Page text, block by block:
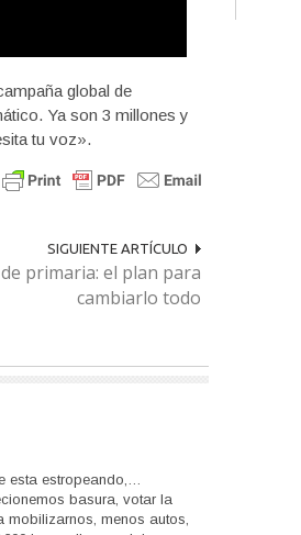
global de
Ya son 3 millones y
tu voz».
SIGUIENTE ARTÍCULO
primaria: el plan para
cambiarlo todo
esta estropeando,…
basura, votar la
menos autos,